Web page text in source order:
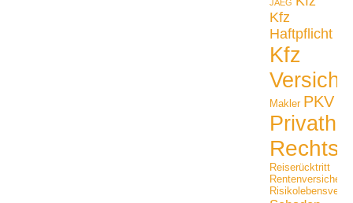
JAEG
Kfz
Haftpflicht
Kfz
Makler PKV
Reiserücktritt